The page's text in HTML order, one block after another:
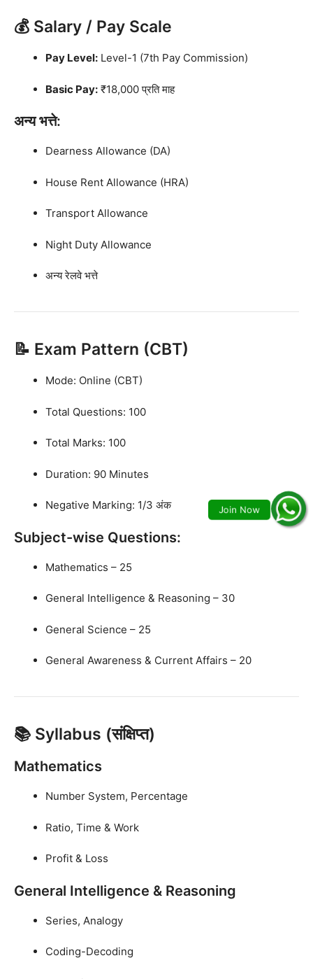
💰 Salary / Pay Scale
Pay Level: Level-1 (7th Pay Commission)
Basic Pay: ₹18,000 प्रति माह
अन्य भत्ते:
Dearness Allowance (DA)
House Rent Allowance (HRA)
Transport Allowance
Night Duty Allowance
अन्य रेलवे भत्ते
📝 Exam Pattern (CBT)
Mode: Online (CBT)
Total Questions: 100
Total Marks: 100
Duration: 90 Minutes
Negative Marking: 1/3 अंक
Subject-wise Questions:
Mathematics – 25
General Intelligence & Reasoning – 30
General Science – 25
General Awareness & Current Affairs – 20
📚 Syllabus (संक्षिप्त)
Mathematics
Number System, Percentage
Ratio, Time & Work
Profit & Loss
General Intelligence & Reasoning
Series, Analogy
Coding-Decoding